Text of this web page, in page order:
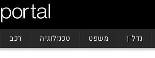
נדל"ן משפט טכנולוגיה רכב